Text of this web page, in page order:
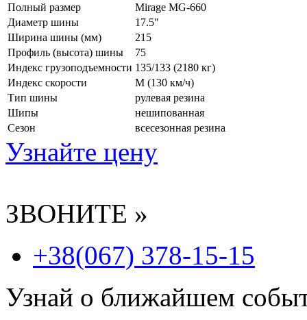
Полный размер
Mirage MG-660
Диаметр шины
17.5"
Ширина шины (мм)
215
Профиль (высота) шины
75
Индекс грузоподъемности 135/133 (2180 кг)
Индекс скорости
M (130 км/ч)
Тип шины
рулевая резина
Шипы
нешипованная
Сезон
всесезонная резина
Узнайте цену
ЗВОНИТЕ »
+38(067) 378-15-15
Узнай о ближайшем